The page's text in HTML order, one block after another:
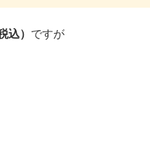
込） ですが